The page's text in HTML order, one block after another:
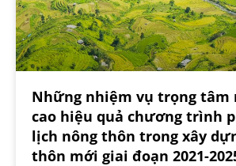
Những nhiệm vụ trọng tâm
cao hiệu quả chương trình
lịch nông thôn trong xây
thôn mới giai đoạn 2021-